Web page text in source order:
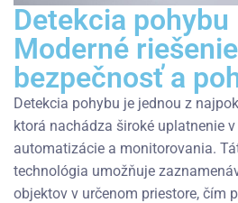
Detekcia pohybu
Moderné
bezpečnosť a
Detekcia pohybu je jednou z
ktorá nachádza široké uplatnenie
automatizácie a monitorovania.
technológia umožňuje
objektov v určenom priestore, čím